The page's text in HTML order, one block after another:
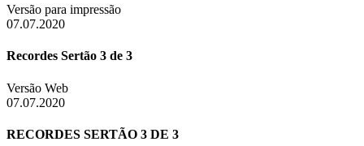
Versão para impressão
07.07.2020
Recordes Sertão 3 de 3
Versão Web
07.07.2020
RECORDES SERTÃO 3 DE 3